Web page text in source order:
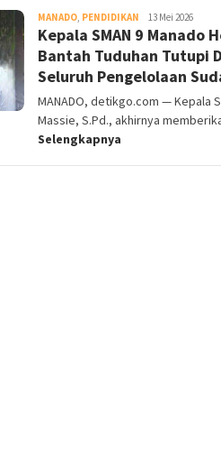
MANADO, PENDIDIKAN DetikGo
13 Mei 2026
Kepala SMAN 9 Manado
Bantah Tuduhan Tutupi
Seluruh Pengelolaan
MANADO, detikgo.com — Kepala
Massie, S.Pd., akhirnya
Selengkapnya